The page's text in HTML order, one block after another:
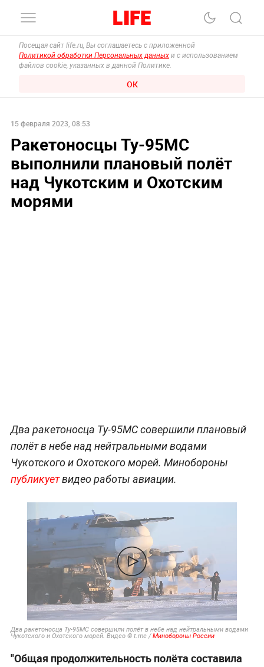
Посещая сайт life.ru, Вы соглашаетесь с приложенной
Политикой обработки Персональных данных и с использованием
файлов cookie, указанных в данной Политике.
ОК
15 февраля 2023, 08:53
Ракетоносцы Ту-95МС
выполнили плановый полёт
над Чукотским и Охотским
морями
Два ракетоносца Ту-95МС совершили плановый
полёт в небе над нейтральными водами
Чукотского и Охотского морей. Минобороны
публикуетвидео работы авиации.
Два ракетоносца Ту-95МС совершили полёт в небе над нейтральными водами
Чукотского и Охотского морей. Видео © t.me /Минобороны России
"Общая продолжительность полёта составила